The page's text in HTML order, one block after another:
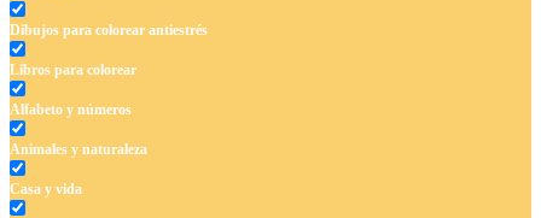
Dibujos para colorear antiestrés
Libros para colorear
Alfabeto y números
Animales y naturaleza
Casa y vida